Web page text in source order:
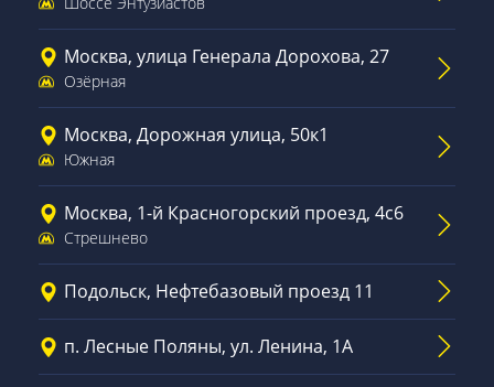
Москва, улица Генерала Дорохова, 27
Озёрная
Москва, Дорожная улица, 50к1
Южная
Москва, 1-й Красногорский проезд, 4с6
Стрешнево
Подольск, Нефтебазовый проезд 11
п. Лесные Поляны, ул. Ленина, 1А